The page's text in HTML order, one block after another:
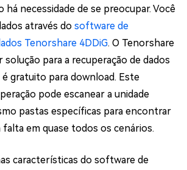
há necessidade de se preocupar. Você
através do software de
Tenorshare 4DDiG. O Tenorshare
solução para a recuperação de dados
gratuito para download. Este
pode escanear a unidade
pastas específicas para encontrar
falta em quase todos os cenários.
características do software de